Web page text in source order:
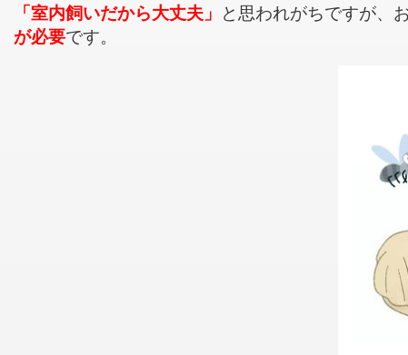
「室内飼いだから大丈夫」
と思われがちですが、
が必要です。